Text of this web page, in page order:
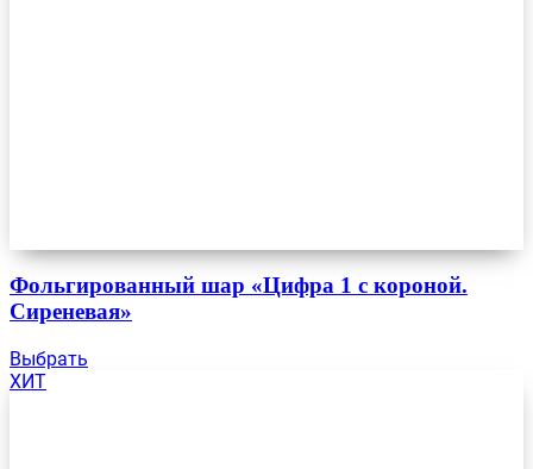
Фольгированный шар «Цифра 1 с короной.
Сиреневая»
Выбрать
ХИТ